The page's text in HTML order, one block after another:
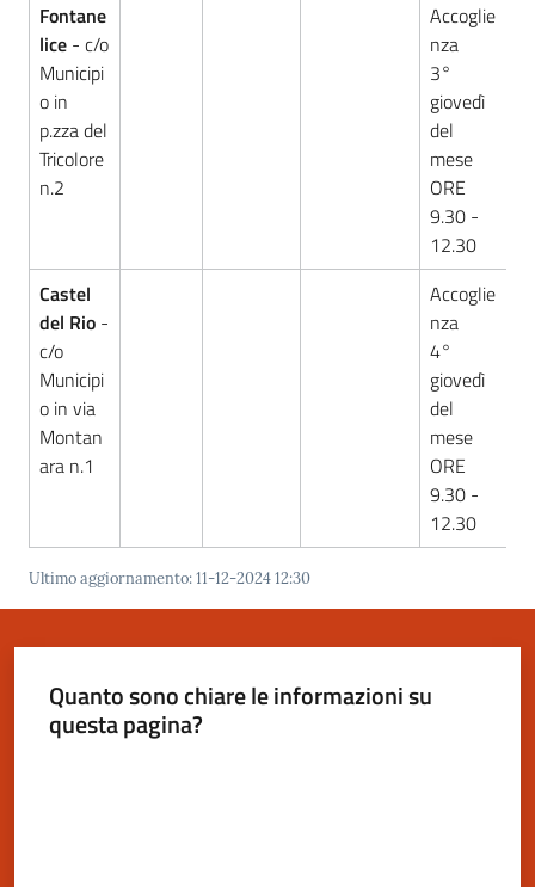
Fontane
lice - c/o
Municipi
o in
p.zza del
Tricolore
n.2
Accoglie
nza
3°
giovedì
del
mese
ORE
9.30 -
12.30
Castel
del Rio -
c/o
Municipi
o in via
Montan
ara n.1
Accoglie
nza
4°
giovedì
del
mese
ORE
9.30 -
12.30
Ultimo aggiornamento:11-12-2024 12:30
Quanto sono chiare le informazioni su
questa pagina?